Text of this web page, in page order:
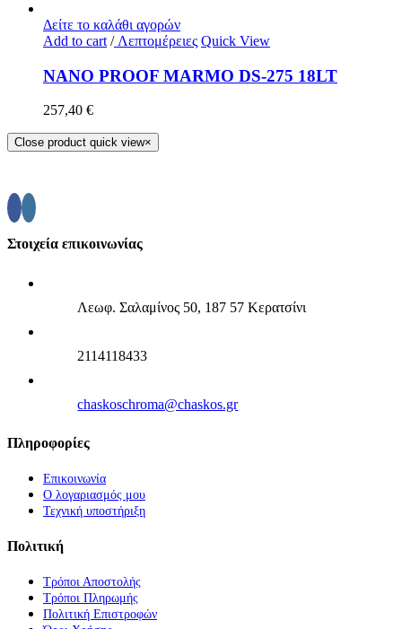
Δείτε το καλάθι αγορών
Add to cart /Λεπτομέρειες Quick View
NANO PROOF MARMO DS-275 18LT
257,40 €
Close product quick view×
Στοιχεία επικοινωνίας
Λεωφ. Σαλαμίνος 50, 187 57 Κερατσίνι
2114118433
chaskoschroma@chaskos.gr
Πληροφορίες
Επικοινωνία
Ο λογαριασμός μου
Τεχνική υποστήριξη
Πολιτική
Τρόποι Αποστολής
Τρόποι Πληρωμής
Πολιτική Επιστροφών